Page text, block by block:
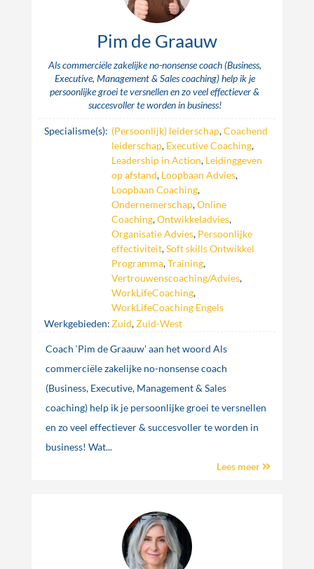
Pim de Graauw
Als commerciële zakelijke no-nonsense coach (Business,
Executive, Management & Sales coaching) help ik je
persoonlijke groei te versnellen en zo veel effectiever &
succesvoller te worden in business!
Specialisme(s): (Persoonlijk) leiderschap,Coachend
leiderschap, Executive Coaching,
Leadership in Action, Leidinggeven
op afstand, Loopbaan Advies,
Loopbaan Coaching,
Ondernemerschap,Online
Coaching,Ontwikkeladvies,
Organisatie Advies, Persoonlijke
effectiviteit,Soft skills Ontwikkel
Programma,Training,
Vertrouwenscoaching/Advies,
WorkLifeCoaching,
WorkLifeCoaching Engels
Werkgebieden:Zuid,Zuid-West
Coach ‘Pim de Graauw’ aan het woord Als
commerciële zakelijke no-nonsense coach
(Business, Executive, Management & Sales
coaching) help ik je persoonlijke groei te versnellen
en zo veel effectiever & succesvoller te worden in
business! Wat...
Lees meer